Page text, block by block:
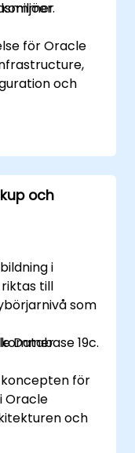
och
för Oracle
och
diskgrupper,
för
och
i RAC- och
och
Grid
av nedtid
och
i
till
som
Database 19c.
för
Oracle
och